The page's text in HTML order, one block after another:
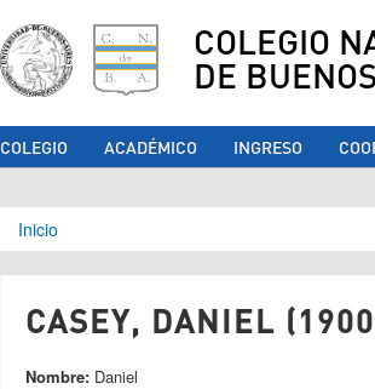
COLEGIO
DE
COLEGIO ACADÉMICO INGRESO
Se encuentra usted
Inicio
CASEY, DANIEL
Nombre: Daniel